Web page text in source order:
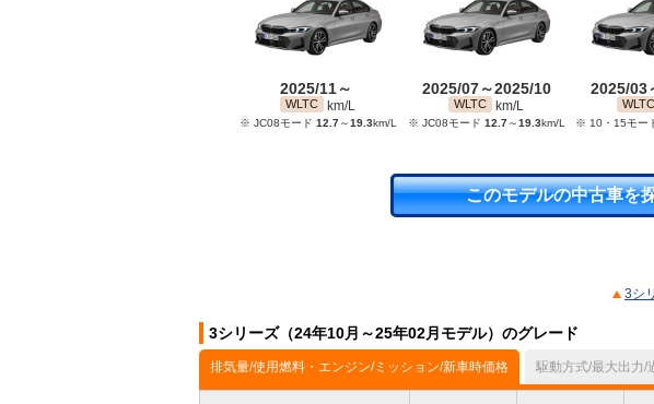
2025/11～
WLTC km/L
※ JC08モード 12.7～19.3km/L
2025/07～2025/10
WLTC km/L
※ JC08モード 12.7～19.3km/L
2025/03
WLTC
※ 10・15モー
このモデルの中古車を
3シ
3シリーズ（24年10月～25年02月モデル）のグレード
排気量/使用燃料・エンジン/ミッション/新車時価格 駆動方式/最大出力/